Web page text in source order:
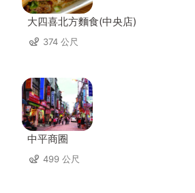
大四喜北方麵食(中央店)
374 公尺
中平商圈
499 公尺